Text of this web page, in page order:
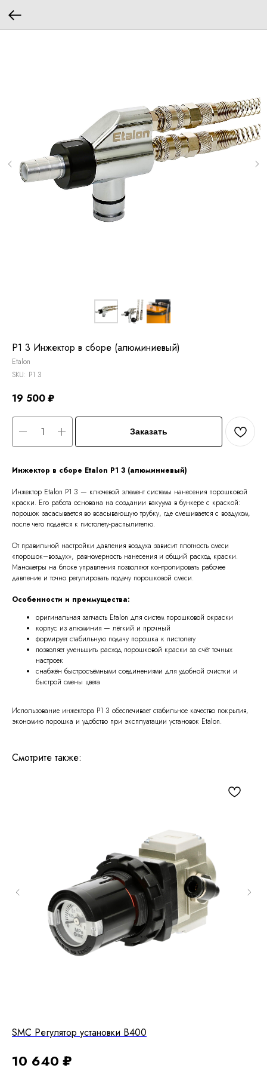
P1 3 Инжектор в сборе (алюминиевый)
Etalon
SKU: P1 3
19 500₽
Заказать
Инжектор в сборе Etalon P1 3 (алюминиевый)
Инжектор Etalon P1 3 — ключевой элемент системы нанесения порошковой
краски. Его работа основана на создании вакуума в бункере с краской:
порошок засасывается во всасывающую трубку, где смешивается с воздухом,
после чего подаётся к пистолету-распылителю.
От правильной настройки давления воздуха зависит плотность смеси
«порошок–воздух», равномерность нанесения и общий расход краски.
Манометры на блоке управления позволяют контролировать рабочее
давление и точно регулировать подачу порошковой смеси.
Особенности и преимущества:
оригинальная запчасть Etalon для систем порошковой окраски
корпус из алюминия — лёгкий и прочный
формирует стабильную подачу порошка к пистолету
позволяет уменьшить расход порошковой краски за счёт точных
настроек
снабжён быстросъёмными соединениями для удобной очистки и
быстрой смены цвета
Использование инжектора P1 3 обеспечивает стабильное качество покрытия,
экономию порошка и удобство при эксплуатации установок Etalon.
Смотрите также:
SMC Регулятор установки В400
10 640 ₽